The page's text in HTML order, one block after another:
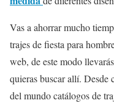
Vas a ahorrar mucho
trajes de fiesta para
web, de este modo
quieras buscar allí. Desde
del mundo catálogos de